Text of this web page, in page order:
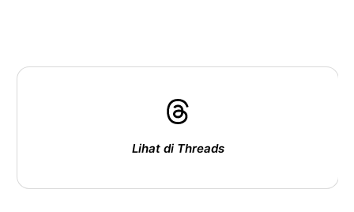
Lihat di Threads